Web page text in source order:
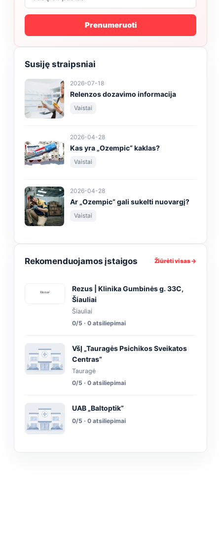
Prenumeruoti
Susiję straipsniai
2026-07-18
Relenzos dozavimo informacija
Vaistai
2026-04-28
Kas yra „Ozempic“ kaklas?
Vaistai
2026-04-28
Ar „Ozempic“ gali sukelti nuovargį?
Vaistai
Rekomenduojamos įstaigos Žiūrėti visas →
Rezus | Klinika Gumbinės g. 33C,
Šiauliai
Šiauliai
0/5 · 0 atsiliepimai
VšĮ „Tauragės Psichikos Sveikatos
Centras”
Tauragė
0/5 · 0 atsiliepimai
UAB „Baltoptik”
0/5 · 0 atsiliepimai